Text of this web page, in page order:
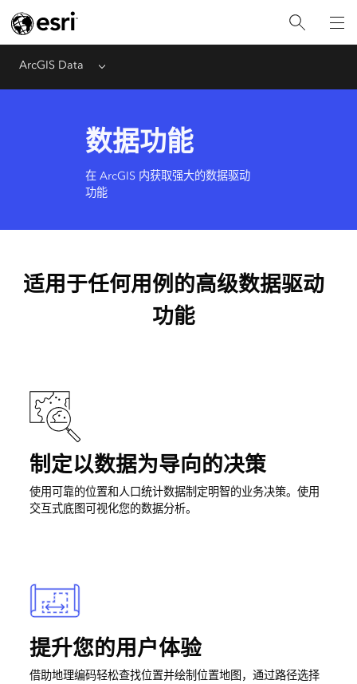
ArcGIS Data Menu
数据功能
在 ArcGIS 内获取强大的数据驱动
功能
适用于任何用例的高级数据驱动
功能
制定以数据为导向的决策
使用可靠的位置和人口统计数据制定明智的业务决策。使用
交互式底图可视化您的数据分析。
提升您的用户体验
借助地理编码轻松查找位置并绘制位置地图，通过路径选择